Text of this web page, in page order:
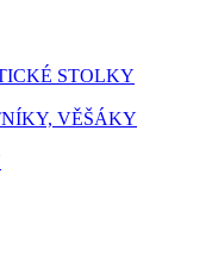
STOLKY
VĚŠÁKY